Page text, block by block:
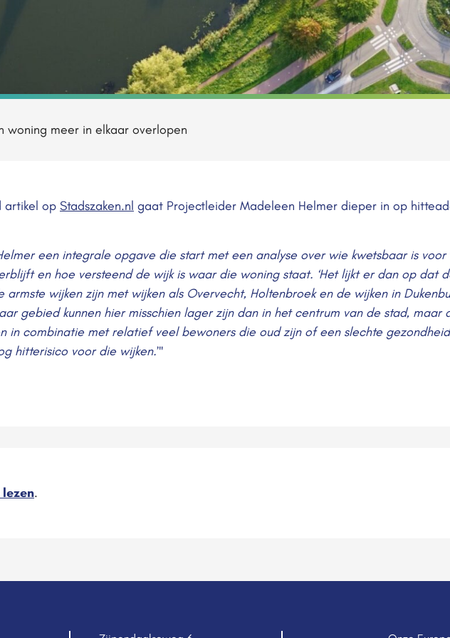
woning meer in elkaar overlopen
artikel op Stadszaken.nl gaat Projectleider Madeleen Helmer dieper in op
een integrale opgave die start met een analyse over wie kwetsbaar is voor
en hoe versteend de wijk is waar die woning staat. ‘Het lijkt er dan op dat
armste wijken zijn met wijken als Overvecht, Holtenbroek en de wijken in
gebied kunnen hier misschien lager zijn dan in het centrum van de stad, maar
in combinatie met relatief veel bewoners die oud zijn of een slechte
hitterisico voor die wijken.’"
.